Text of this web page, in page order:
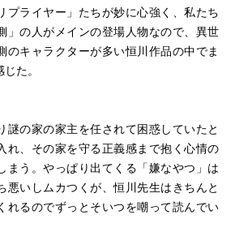
プライヤー」たちが妙に心強く、私たち
」の人がメインの登場人物なので、異世
のキャラクターが多い恒川作品の中でま
た。
謎の家の家主を任されて困惑していたと
れ、その家を守る正義感まで抱く心情の
まう。やっぱり出てくる「嫌なやつ」は
悪いしムカつくが、恒川先生はきちんと
れるのでずっとそいつを嘲って読んでい